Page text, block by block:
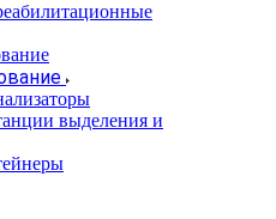
выделения и